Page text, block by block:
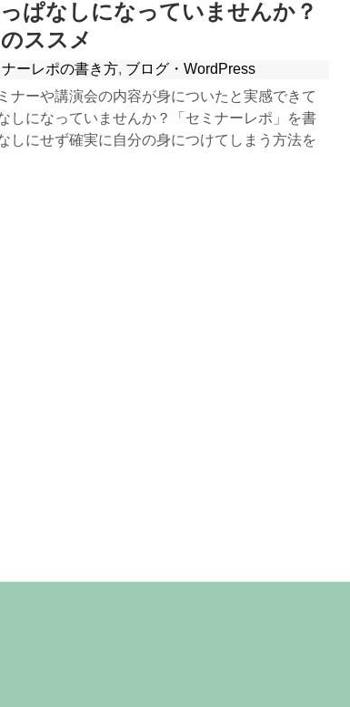
ぱなしになっていませんか？
ススメ
ーレポの書き方, ブログ・WordPress
ナーや講演会の内容が身についたと実感できて
しになっていませんか？「セミナーレポ」を書
しにせず確実に自分の身につけてしまう方法を